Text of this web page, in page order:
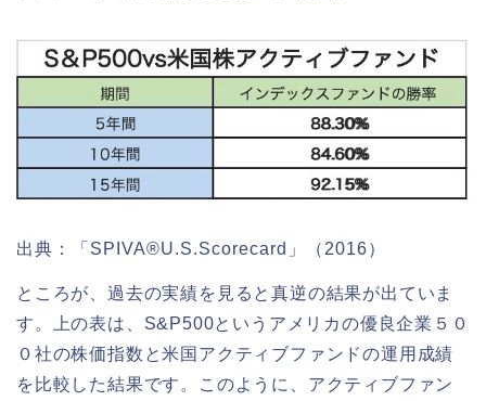
出典：「SPIVA®U.S.Scorecard」（2016）
ところが、過去の実績を見ると真逆の結果が出ていま
す。上の表は、S&P500というアメリカの優良企業５０
０社の株価指数と米国アクティブファンドの運用成績
を比較した結果です。このように、アクティブファン